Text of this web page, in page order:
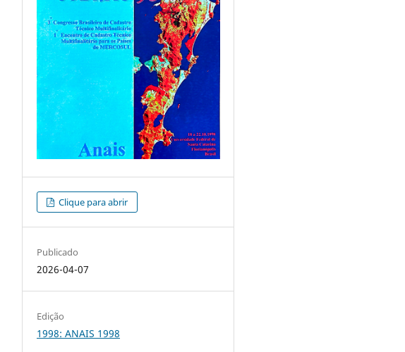
Clique para abrir
Publicado
2026-04-07
Edição
1998: ANAIS 1998